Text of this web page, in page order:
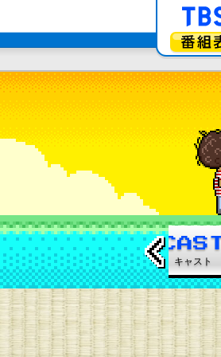
あらすじ キャスト
←